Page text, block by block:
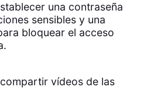
una contraseña
sensibles y una
bloquear el acceso
vídeos de las